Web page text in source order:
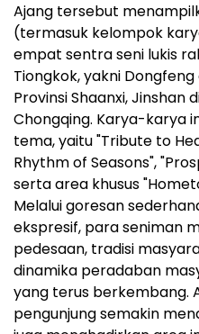
Ajang tersebut
(termasuk kelompok
empat sentra seni lukis
Tiongkok, yakni Dongfeng
Provinsi Shaanxi, Jinshan
Chongqing. Karya-karya
tema, yaitu "Tribute to
Rhythm of Seasons",
serta area khusus
Melalui goresan
ekspresif, para seniman
pedesaan, tradisi
dinamika peradaban
yang terus berkembang.
pengunjung semakin